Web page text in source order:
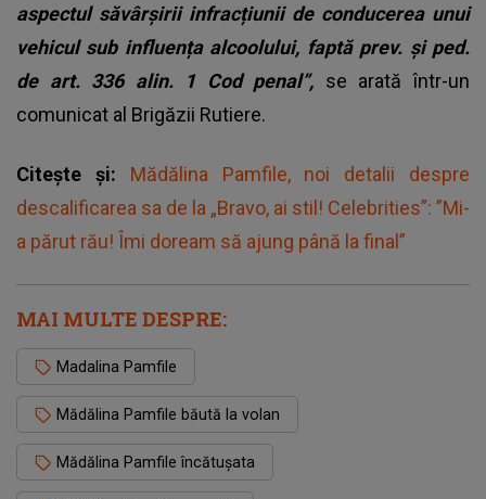
aspectul săvârșirii infracțiunii de conducerea unui
vehicul sub influența alcoolului, faptă prev. și ped.
de art. 336 alin. 1 Cod penal”, se arată într-un
comunicat al Brigăzii Rutiere.
Citește și: Mădălina Pamfile, noi detalii despre
descalificarea sa de la „Bravo, ai stil! Celebrities”: ”Mi-
a părut rău! Îmi doream să ajung până la final”
MAI MULTE DESPRE:
Madalina Pamfile
Mădălina Pamfile băută la volan
Mădălina Pamfile încătușata